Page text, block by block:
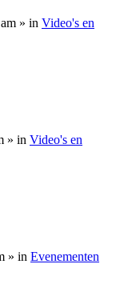
» in Video's en
» in Video's en
» in Evenementen